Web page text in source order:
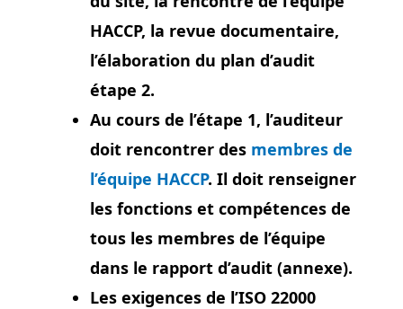
HACCP, la revue documentaire,
l’élaboration du plan d’audit
étape 2.
Au cours de l’étape 1, l’auditeur
doit rencontrer des membres de
l’équipe HACCP. Il doit renseigner
les fonctions et compétences de
tous les membres de l’équipe
dans le rapport d’audit (annexe).
Les exigences de l’ISO 22000